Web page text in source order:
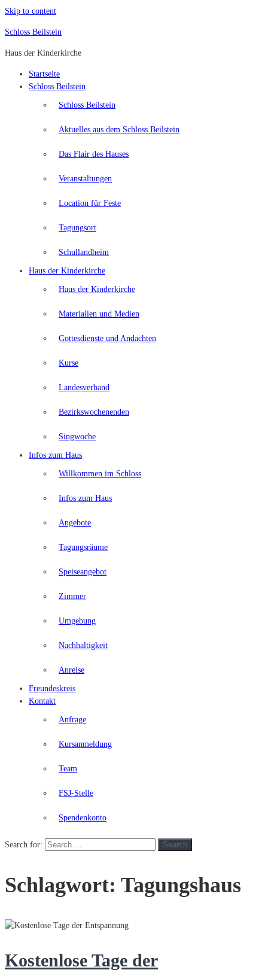
Skip to content
Schloss Beilstein
Haus der Kinderkirche
Startseite
Schloss Beilstein
Schloss Beilstein
Aktuelles aus dem Schloss Beilstein
Das Flair des Hauses
Veranstaltungen
Location für Feste
Tagungsort
Schullandheim
Haus der Kinderkirche
Haus der Kinderkirche
Materialien und Medien
Gottesdienste und Andachten
Kurse
Landesverband
Bezirkswochenenden
Singwoche
Infos zum Haus
Willkommen im Schloss
Infos zum Haus
Angebote
Tagungsräume
Speiseangebot
Zimmer
Umgebung
Nachhaltigkeit
Anreise
Freundeskreis
Kontakt
Anfrage
Kursanmeldung
Team
FSJ-Stelle
Spendenkonto
Search for: Search
Schlagwort: Tagungshaus
Kostenlose Tage der